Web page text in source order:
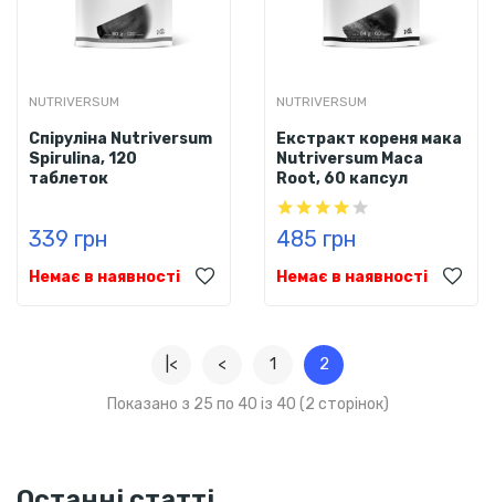
NUTRIVERSUM
Cпіруліна Nutriversum
Spirulina, 120
таблеток
339 грн
Немає в наявності
NUTRIVERSUM
Eкстракт кореня мака
Nutriversum Maca
Root, 60 капсул
485 грн
Немає в наявності
|< < 1 2
Показано з 25 по 40 із 40 (2 сторінок)